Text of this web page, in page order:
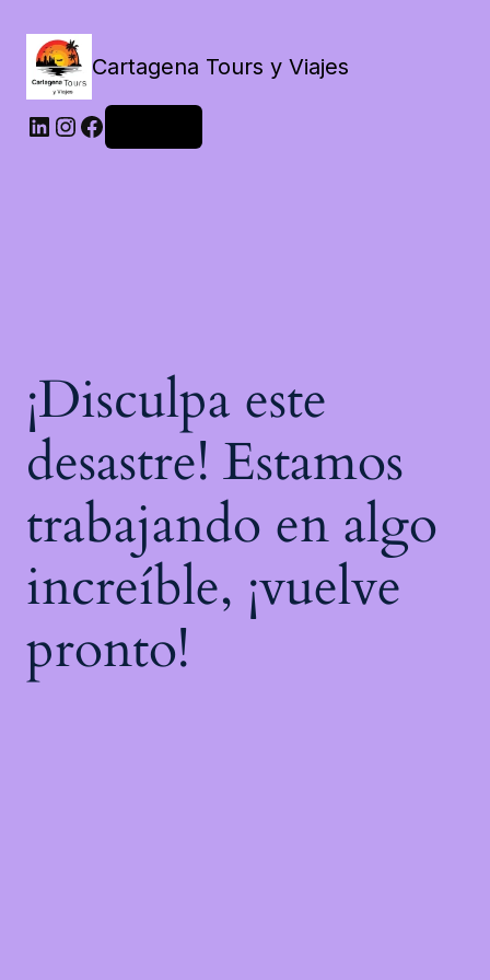
Cartagena Tours y Viajes
LinkedIn
Instagram
Facebook
¡Disculpa este
desastre! Estamos
trabajando en algo
increíble, ¡vuelve
pronto!